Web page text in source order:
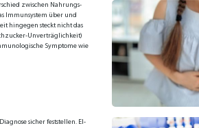
zwi­schen Nah­rungs­
Im­mun­sys­tem über und
hin­ge­gen steckt nicht das
Un­ver­träg­lich­keit)
Symp­to­me wie
si­cher fest­stel­len. El­